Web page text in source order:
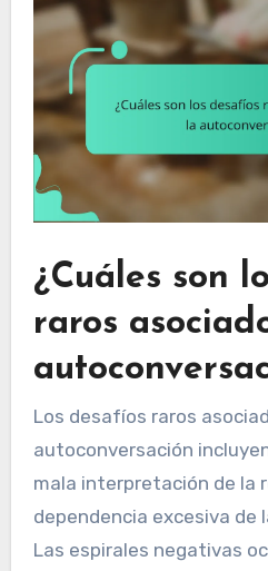
¿Cuáles son
raros
Los desafíos raros
autoconversación
mala interpretación de la
dependencia excesiva de
Las espirales negativas